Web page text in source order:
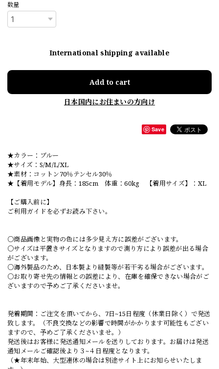
数量
International shipping available
Add to cart
日本国内にお住まいの方向け
Save
★カラー：ブルー
★サイズ：S/M/L/XL
★素材：コットン70％テンセル30％
★【着用モデル】身長：185cm 体重：60kg 【着用サイズ】：XL
【ご購入前に】
ご利用ガイドを必ずお読み下さい。
○商品画像と実物の色には多少見え方に誤差がございます。
○サイズは平置きサイズとなりますので測り方により誤差が出る場合
がございます。
○海外製品のため、日本製より縫製等が若干劣る場合がございます。
○お取り寄せ先の情報との誤差により、在庫を確保できない場合がご
ざいますので予めご了承くださいませ。
発着期間：ご注文を頂いてから、7日~15日程度（休業日除く）で発送
致します。（不良交換などの影響で時間がかかります可能性もござい
ますので、予めご了承くださいませ。）
発送後はお客様に発送通知メールを送りしております。お届けは発送
通知メールご確認後より３~４日程度となります。
（★年末年始、大型連休の場合は別途サイト上にお知らせいたしま